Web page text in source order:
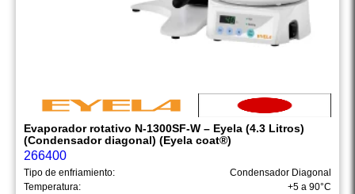
Evaporador rotativo N-1300SF-W – Eyela (4.3 Litros)
(Condensador diagonal) (Eyela coat®)
266400
Tipo de enfriamiento:
Condensador Diagonal
Temperatura:
+5 a 90°C